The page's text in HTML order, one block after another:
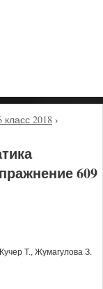
2018 ›
609
Т., Жумагулова З.